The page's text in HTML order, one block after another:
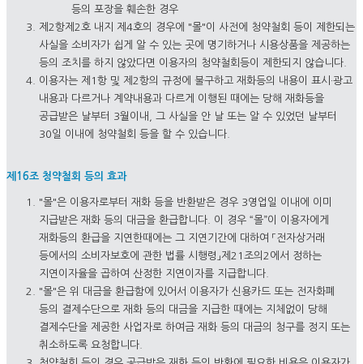
등의 포장을 훼손한 경우
제2항제2호 내지 제4호의 경우에 "몰"이 사전에 청약철회 등이 제한되는
사실을 소비자가 쉽게 알 수 있는 곳에 명기하거나 시용상품을 제공하는
등의 조치를 하지 않았다면 이용자의 청약철회등이 제한되지 않습니다.
이용자는 제1항 및 제2항의 규정에 불구하고 재화등의 내용이 표시·광고
내용과 다르거나 계약내용과 다르게 이행된 때에는 당해 재화등을
공급받은 날부터 3월이내, 그 사실을 안 날 또는 알 수 있었던 날부터
30일 이내에 청약철회 등을 할 수 있습니다.
제16조 청약철회 등의 효과
"몰"은 이용자로부터 재화 등을 반환받은 경우 3영업일 이내에 이미
지급받은 재화 등의 대금을 환급합니다. 이 경우 “몰”이 이용자에게
재화등의 환급을 지연한때에는 그 지연기간에 대하여 「전자상거래
등에서의 소비자보호에 관한 법률 시행령」제21조의2에서 정하는
지연이자율을 곱하여 산정한 지연이자를 지급합니다.
"몰"은 위 대금을 환급함에 있어서 이용자가 신용카드 또는 전자화폐
등의 결제수단으로 재화 등의 대금을 지급한 때에는 지체없이 당해
결제수단을 제공한 사업자로 하여금 재화 등의 대금의 청구를 정지 또는
취소하도록 요청합니다.